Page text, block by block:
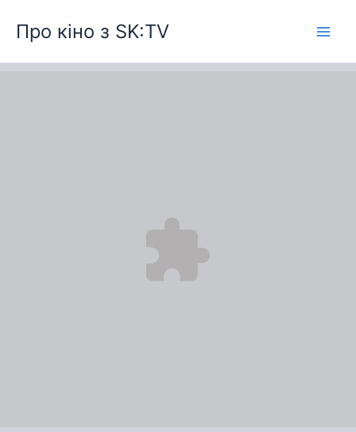
вмісту
Про кіно з SK:TV